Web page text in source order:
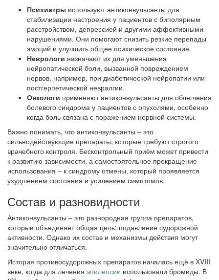
Психиатры используют антиконвульсанты для
стабилизации настроения у пациентов с биполярным
расстройством, депрессией и другими аффективными
нарушениями. Они помогают снизить резкие перепады
эмоций и улучшить общее психическое состояние.
Неврологи назначают их для уменьшения
нейропатической боли, вызванной повреждением
нервов, например, при диабетической нейропатии или
постгерпетической невралгии.
Онкологи применяют антиконвульсанты для облегчения
болевого синдрома у пациентов с опухолями, особенно
когда боль связана с поражением нервной системы.
Важно понимать, что антиконвульсанты – это
сильнодействующие препараты, которые требуют строгого
врачебного контроля. Бесконтрольный приём может привести
к развитию зависимости, а самостоятельное прекращение
использования – к синдрому отмены, который проявляется
ухудшением состояния и усилением симптомов.
Состав и разновидности
Антиконвульсанты – это разнородная группа препаратов,
которые объединяет общая цель: подавление судорожной
активности. Однако их состав и механизмы действия могут
значительно отличаться.
История противосудорожных препаратов началась ещё в XVIII
веке, когда для лечения эпилепсии использовали бромиды. В